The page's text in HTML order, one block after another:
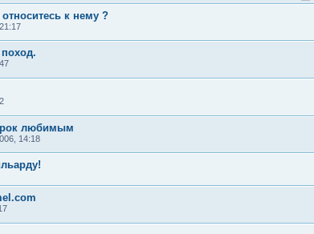
к нему ?
любимым
14:18